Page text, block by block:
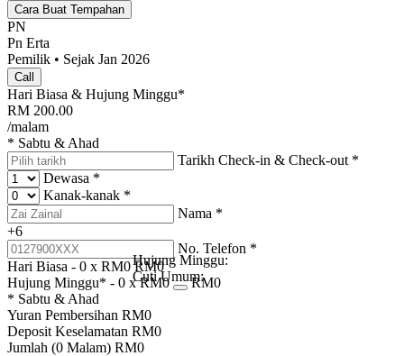
Cara Buat Tempahan
PN
Pn Erta
Pemilik • Sejak Jan 2026
Call
Hari Biasa & Hujung Minggu*
RM 200.00
/malam
* Sabtu & Ahad
Tarikh Check-in & Check-out *
Dewasa *
Kanak-kanak *
Nama *
+6
No. Telefon *
Hari Biasa - 0 x RM0 RM0
Hujung Minggu* - 0 x RM0
Hujung Minggu:
Cuti Umum:RM0
* Sabtu & Ahad
Yuran Pembersihan RM0
Deposit Keselamatan RM0
Jumlah (0 Malam) RM0